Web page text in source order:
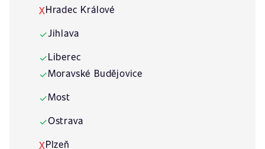
XHradec Králové
✓Jihlava
✓Liberec
✓Moravské Budějovice
✓Most
✓Ostrava
XPlzeň